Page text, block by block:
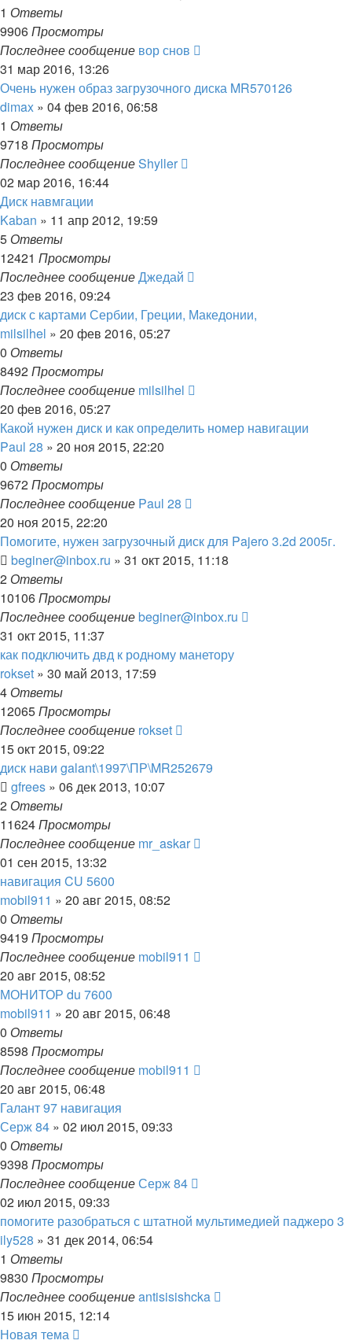
1 Ответы
9906Просмотры
Последнее сообщение вор снов
31 мар 2016, 13:26
Очень нужен образ загрузочного диска MR570126
dimax » 04 фев 2016, 06:58
1 Ответы
9718 Просмотры
Последнее сообщениеShyller
02 мар 2016, 16:44
Диск навмгации
Kaban » 11 апр 2012, 19:59
5 Ответы
12421 Просмотры
Последнее сообщениеДжедай
23 фев 2016, 09:24
диск с картами Сербии, Греции, Македонии,
milsilhel » 20 фев 2016, 05:27
0 Ответы
8492Просмотры
Последнее сообщение milsilhel
20 фев 2016, 05:27
Какой нужен диск и как определить номер навигации
Paul 28 » 20 ноя 2015, 22:20
0 Ответы
9672Просмотры
Последнее сообщение Paul 28
20 ноя 2015, 22:20
Помогите, нужен загрузочный диск для Pajero 3.2d 2005г.
beginer@inbox.ru » 31 окт 2015, 11:18
2 Ответы
10106Просмотры
Последнее сообщениеbeginer@inbox.ru
31 окт 2015, 11:37
как подключить двд к родному манетору
rokset » 30 май 2013, 17:59
4 Ответы
12065Просмотры
Последнее сообщение rokset
15 окт 2015, 09:22
диск нави galant\1997\ПР\MR252679
gfrees » 06 дек 2013, 10:07
2 Ответы
11624Просмотры
Последнее сообщение mr_askar
01 сен 2015, 13:32
навигация CU 5600
mobil911 » 20 авг 2015, 08:52
0 Ответы
9419 Просмотры
Последнее сообщение mobil911
20 авг 2015, 08:52
МОНИТОР du 7600
mobil911 » 20 авг 2015, 06:48
0 Ответы
8598 Просмотры
Последнее сообщение mobil911
20 авг 2015, 06:48
Галант 97 навигация
Серж 84 » 02 июл 2015, 09:33
0 Ответы
9398 Просмотры
Последнее сообщениеСерж 84
02 июл 2015, 09:33
помогите разобраться с штатной мультимедией паджеро 3
ily528 » 31 дек 2014, 06:54
1 Ответы
9830 Просмотры
Последнее сообщениеantisisishcka
15 июн 2015, 12:14
Новая тема